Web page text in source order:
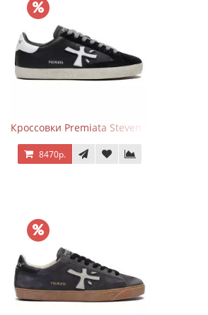
Кроссовки Premiata Steven Black White
8470р.